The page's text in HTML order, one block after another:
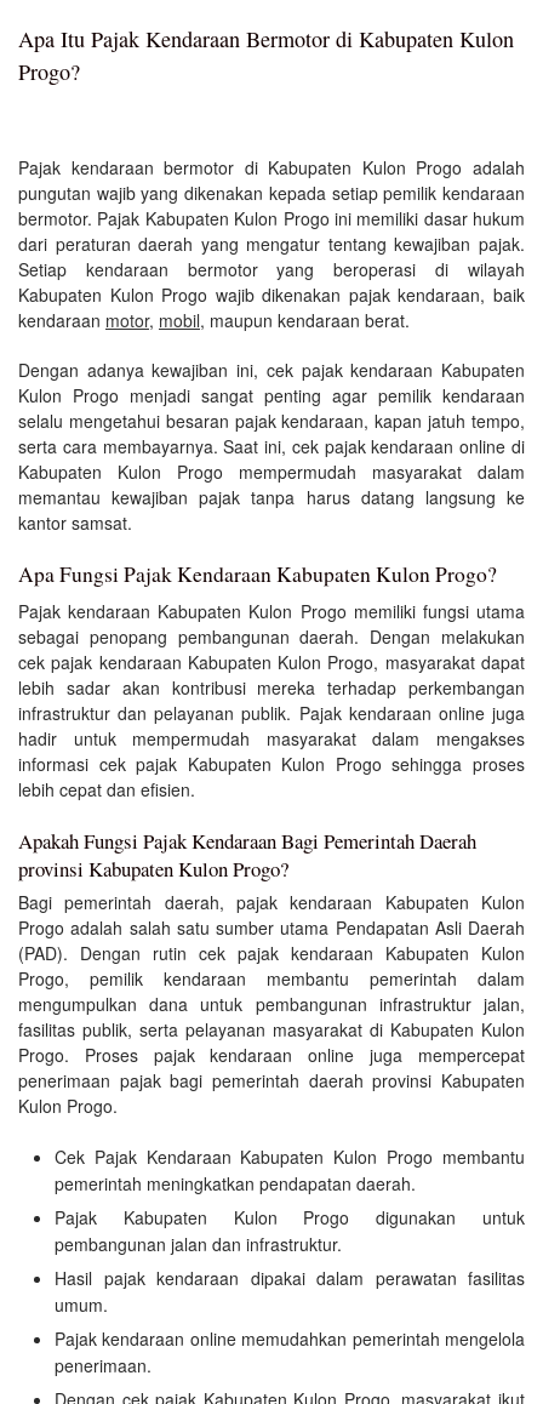
Apa Itu Pajak Kendaraan Bermotor di Kabupaten Kulon
Progo?
Pajak kendaraan bermotor di Kabupaten Kulon Progo adalah
pungutan wajib yang dikenakan kepada setiap pemilik kendaraan
bermotor. Pajak Kabupaten Kulon Progo ini memiliki dasar hukum
dari peraturan daerah yang mengatur tentang kewajiban pajak.
Setiap kendaraan bermotor yang beroperasi di wilayah
Kabupaten Kulon Progo wajib dikenakan pajak kendaraan, baik
kendaraan motor, mobil, maupun kendaraan berat.
Dengan adanya kewajiban ini, cek pajak kendaraan Kabupaten
Kulon Progo menjadi sangat penting agar pemilik kendaraan
selalu mengetahui besaran pajak kendaraan, kapan jatuh tempo,
serta cara membayarnya. Saat ini, cek pajak kendaraan online di
Kabupaten Kulon Progo mempermudah masyarakat dalam
memantau kewajiban pajak tanpa harus datang langsung ke
kantor samsat.
Apa Fungsi Pajak Kendaraan Kabupaten Kulon Progo?
Pajak kendaraan Kabupaten Kulon Progo memiliki fungsi utama
sebagai penopang pembangunan daerah. Dengan melakukan
cek pajak kendaraan Kabupaten Kulon Progo, masyarakat dapat
lebih sadar akan kontribusi mereka terhadap perkembangan
infrastruktur dan pelayanan publik. Pajak kendaraan online juga
hadir untuk mempermudah masyarakat dalam mengakses
informasi cek pajak Kabupaten Kulon Progo sehingga proses
lebih cepat dan efisien.
Apakah Fungsi Pajak Kendaraan Bagi Pemerintah Daerah
provinsi Kabupaten Kulon Progo?
Bagi pemerintah daerah, pajak kendaraan Kabupaten Kulon
Progo adalah salah satu sumber utama Pendapatan Asli Daerah
(PAD). Dengan rutin cek pajak kendaraan Kabupaten Kulon
Progo, pemilik kendaraan membantu pemerintah dalam
mengumpulkan dana untuk pembangunan infrastruktur jalan,
fasilitas publik, serta pelayanan masyarakat di Kabupaten Kulon
Progo. Proses pajak kendaraan online juga mempercepat
penerimaan pajak bagi pemerintah daerah provinsi Kabupaten
Kulon Progo.
Cek Pajak Kendaraan Kabupaten Kulon Progo membantu
pemerintah meningkatkan pendapatan daerah.
Pajak Kabupaten Kulon Progo digunakan untuk
pembangunan jalan dan infrastruktur.
Hasil pajak kendaraan dipakai dalam perawatan fasilitas
umum.
Pajak kendaraan online memudahkan pemerintah mengelola
penerimaan.